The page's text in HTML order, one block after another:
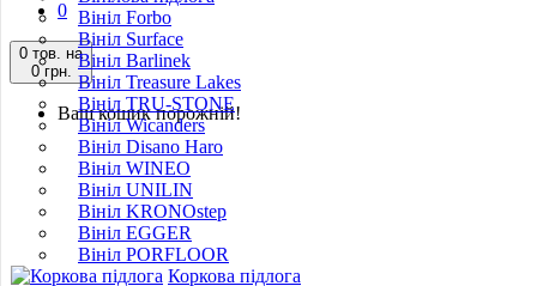
0
0 тов. на
0 грн.
Ваш кошик порожній!
Вініл Forbo
Вініл Surface
Вініл Barlinek
Вініл Treasure Lakes
Вініл TRU-STONE
Вініл Wicanders
Вініл Disano Haro
Вініл WINEO
Вініл UNILIN
Вініл KRONOstep
Вініл EGGER
Вініл PORFLOOR
Коркова підлога